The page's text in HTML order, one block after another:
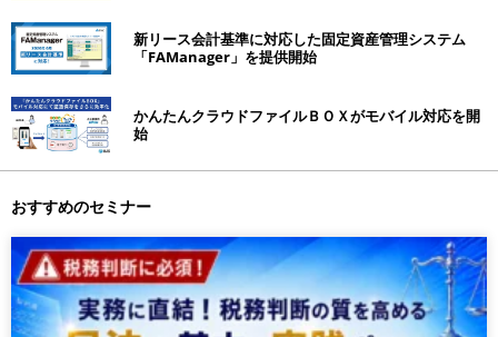
新リース会計基準に対応した固定資産管理システム
「FAManager」を提供開始
かんたんクラウドファイルＢＯＸがモバイル対応を開
始
おすすめのセミナー